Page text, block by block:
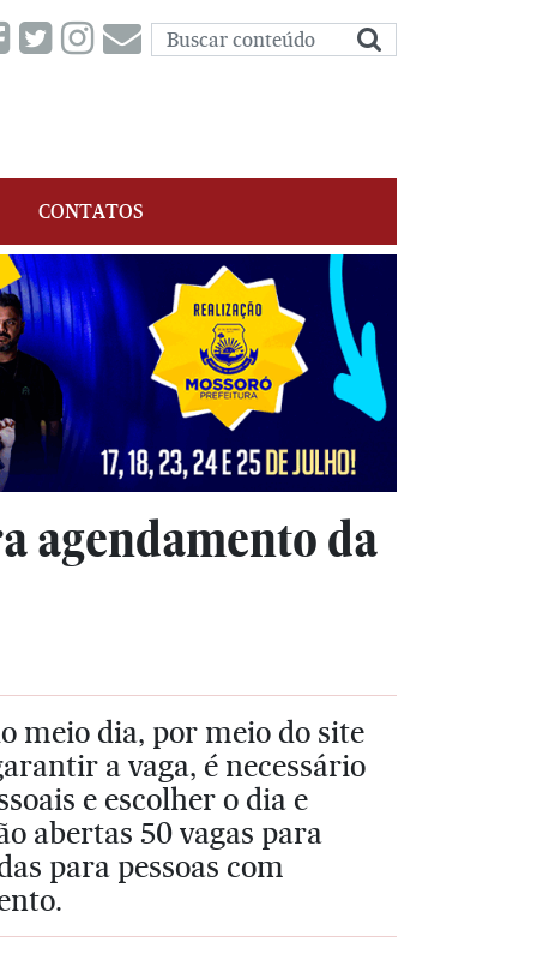
CONTATOS
agendamento da
meio dia, por meio do site
a vaga, é necessário
e escolher o dia e
abertas 50 vagas para
para pessoas com